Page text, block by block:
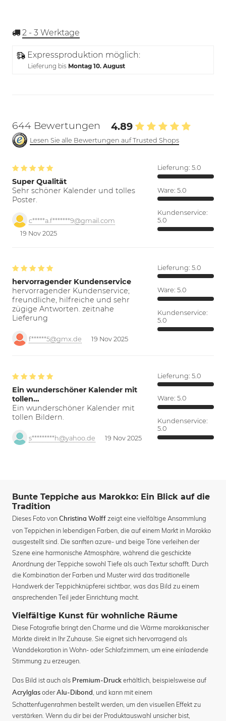
2 - 3 Werktage
Expressproduktion möglich:
Lieferung bis Montag 10. August
644 Bewertungen 4.89
Lesen Sie alle Bewertungen auf Trusted Shops
Super Qualität
Sehr schöner Kalender und tolles
Poster.
c*****a.f*******9@gmail.com
19 Nov 2025
Lieferung: 5.0
Ware: 5.0
Kundenservice:
5.0
hervorragender Kundenservice
hervorragender Kundenservice;
freundliche, hilfreiche und sehr
zügige Antworten. zeitnahe
Lieferung
f******5@gmx.de 19 Nov 2025
Lieferung: 5.0
Ware: 5.0
Kundenservice:
5.0
Ein wunderschöner Kalender mit
tollen…
Ein wunderschöner Kalender mit
tollen Bildern.
s*********h@yahoo.de 19 Nov 2025
Lieferung: 5.0
Ware: 5.0
Kundenservice:
5.0
Bunte Teppiche aus Marokko: Ein Blick auf die
Tradition
Dieses Foto von Christina Wolff zeigt eine vielfältige Ansammlung
von Teppichen in lebendigen Farben, die auf einem Markt in Marokko
ausgestellt sind. Die sanften azure- und beige Töne verleihen der
Szene eine harmonische Atmosphäre, während die geschickte
Anordnung der Teppiche sowohl Tiefe als auch Textur schafft. Durch
die Kombination der Farben und Muster wird das traditionelle
Handwerk der Teppichknüpferei sichtbar, was das Bild zu einem
ansprechenden Teil jeder Einrichtung macht.
Vielfältige Kunst für wohnliche Räume
Diese Fotografie bringt den Charme und die Wärme marokkanischer
Märkte direkt in Ihr Zuhause. Sie eignet sich hervorragend als
Wanddekoration in Wohn- oder Schlafzimmern, um eine einladende
Stimmung zu erzeugen.
Das Bild ist auch als Premium-Druck erhältlich, beispielsweise auf
Acrylglas oderAlu-Dibond
, und kann mit einem
Schattenfugenrahmen bestellt werden, um den visuellen Effekt zu
verstärken. Wenn du dir bei der Produktauswahl unsicher bist,